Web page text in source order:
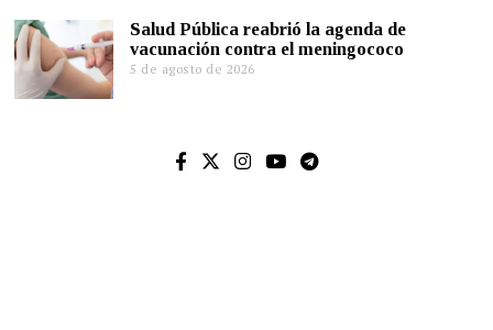
Salud Pública reabrió la agenda de
vacunación contra el meningococo
5 de agosto de 2026